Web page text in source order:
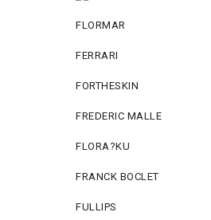
FLORMAR
FERRARI
FORTHESKIN
FREDERIC MALLE
FLORA?KU
FRANCK BOCLET
FULLIPS